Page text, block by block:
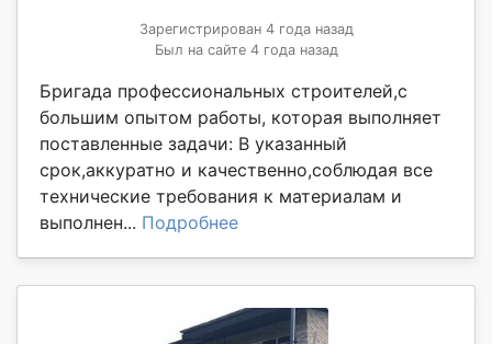
Зарегистрирован 4 года назад
Был на сайте 4 года назад
Бригада профессиональных строителей,с
большим опытом работы, которая выполняет
поставленные задачи: В указанный
срок,аккуратно и качественно,соблюдая все
технические требования к материалам и
выполнен... Подробнее